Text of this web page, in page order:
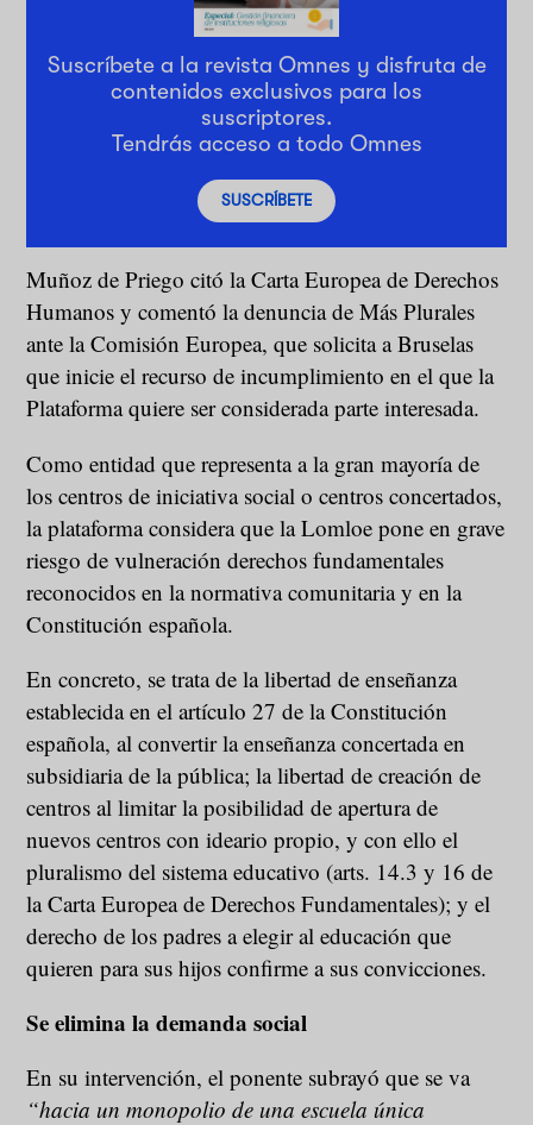
Suscríbete a la revista Omnes y disfruta de
contenidos exclusivos para los
suscriptores.
Tendrás acceso a todo Omnes
SUSCRÍBETE
Muñoz de Priego citó la Carta Europea de Derechos
Humanos y comentó la denuncia de Más Plurales
ante la Comisión Europea, que solicita a Bruselas
que inicie el recurso de incumplimiento en el que la
Plataforma quiere ser considerada parte interesada.
Como entidad que representa a la gran mayoría de
los centros de iniciativa social o centros concertados,
la plataforma considera que la Lomloe pone en grave
riesgo de vulneración derechos fundamentales
reconocidos en la normativa comunitaria y en la
Constitución española.
En concreto, se trata de la libertad de enseñanza
establecida en el artículo 27 de la Constitución
española, al convertir la enseñanza concertada en
subsidiaria de la pública; la libertad de creación de
centros al limitar la posibilidad de apertura de
nuevos centros con ideario propio, y con ello el
pluralismo del sistema educativo (arts. 14.3 y 16 de
la Carta Europea de Derechos Fundamentales); y el
derecho de los padres a elegir al educación que
quieren para sus hijos confirme a sus convicciones.
Se elimina la demanda social
En su intervención, el ponente subrayó que se va
“hacia un monopolio de una escuela única